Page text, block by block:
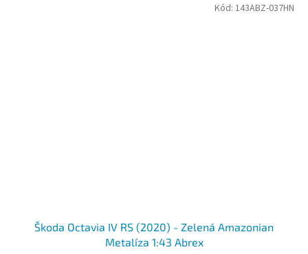
Škoda Octavia IV RS (2020) - Zelená Amazonian
Metalíza 1:43 Abrex
Kód: 143ABZ-037HN